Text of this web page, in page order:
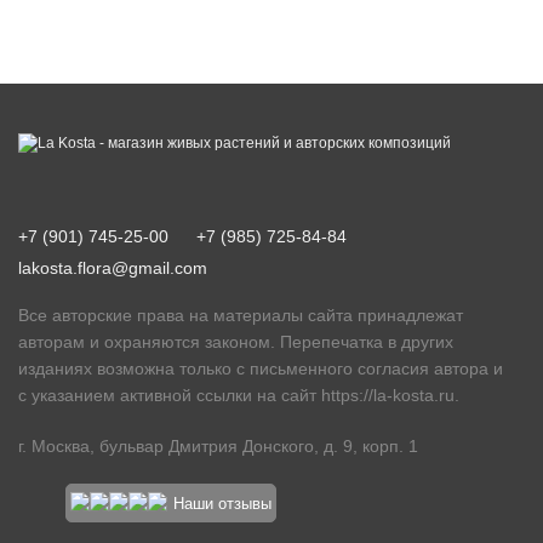
+7 (901) 745-25-00
+7 (985) 725-84-84
lakosta.flora@gmail.com
Все авторские права на материалы сайта принадлежат
авторам и охраняются законом. Перепечатка в других
изданиях возможна только с письменного согласия автора и
с указанием активной ссылки на сайт https://la-kosta.ru
г. Москва, бульвар Дмитрия Донского, д. 9, корп. 1
Наши отзывы